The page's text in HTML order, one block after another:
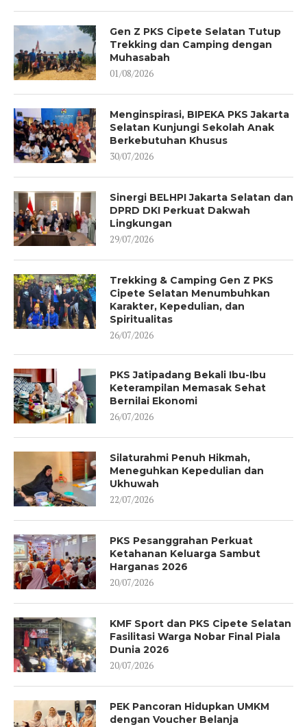
Gen Z PKS Cipete Selatan Tutup
Trekking dan Camping dengan
Muhasabah
01/08/2026
Menginspirasi, BIPEKA PKS Jakarta
Selatan Kunjungi Sekolah Anak
Berkebutuhan Khusus
30/07/2026
Sinergi BELHPI Jakarta Selatan dan
DPRD DKI Perkuat Dakwah
Lingkungan
29/07/2026
Trekking & Camping Gen Z PKS
Cipete Selatan Menumbuhkan
Karakter, Kepedulian, dan
Spiritualitas
26/07/2026
PKS Jatipadang Bekali Ibu-Ibu
Keterampilan Memasak Sehat
Bernilai Ekonomi
26/07/2026
Silaturahmi Penuh Hikmah,
Meneguhkan Kepedulian dan
Ukhuwah
22/07/2026
PKS Pesanggrahan Perkuat
Ketahanan Keluarga Sambut
Harganas 2026
20/07/2026
KMF Sport dan PKS Cipete Selatan
Fasilitasi Warga Nobar Final Piala
Dunia 2026
20/07/2026
PEK Pancoran Hidupkan UMKM
dengan Voucher Belanja